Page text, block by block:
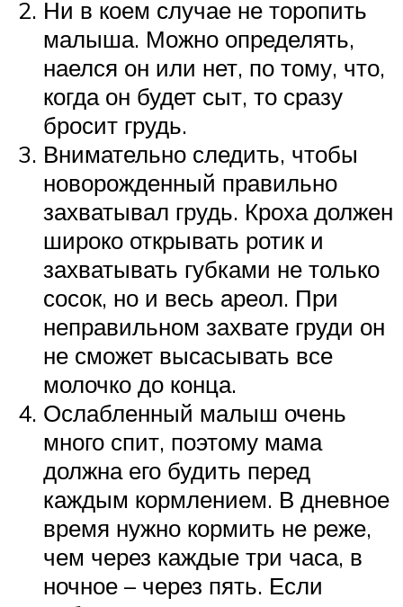
Ни в коем случае не торопить
малыша. Можно определять,
наелся он или нет, по тому, что,
когда он будет сыт, то сразу
бросит грудь.
Внимательно следить, чтобы
новорожденный правильно
захватывал грудь. Кроха должен
широко открывать ротик и
захватывать губками не только
сосок, но и весь ареол. При
неправильном захвате груди он
не сможет высасывать все
молочко до конца.
Ослабленный малыш очень
много спит, поэтому мама
должна его будить перед
каждым кормлением. В дневное
время нужно кормить не реже,
чем через каждые три часа, в
ночное – через пять. Если